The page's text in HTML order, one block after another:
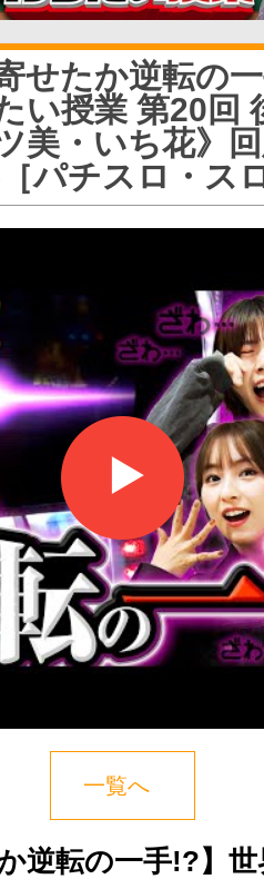
せたか逆転の
い授業 第20回
美・いち花》
パチスロ・ス
一覧へ
逆転の一手!?】